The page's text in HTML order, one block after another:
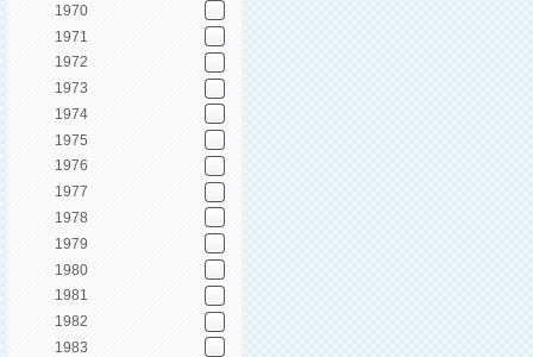
1970
1971
1972
1973
1974
1975
1976
1977
1978
1979
1980
1981
1982
1983